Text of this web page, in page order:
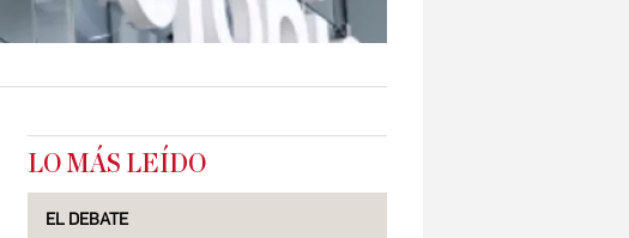
LO MÁS LEÍDO
EL DEBATE